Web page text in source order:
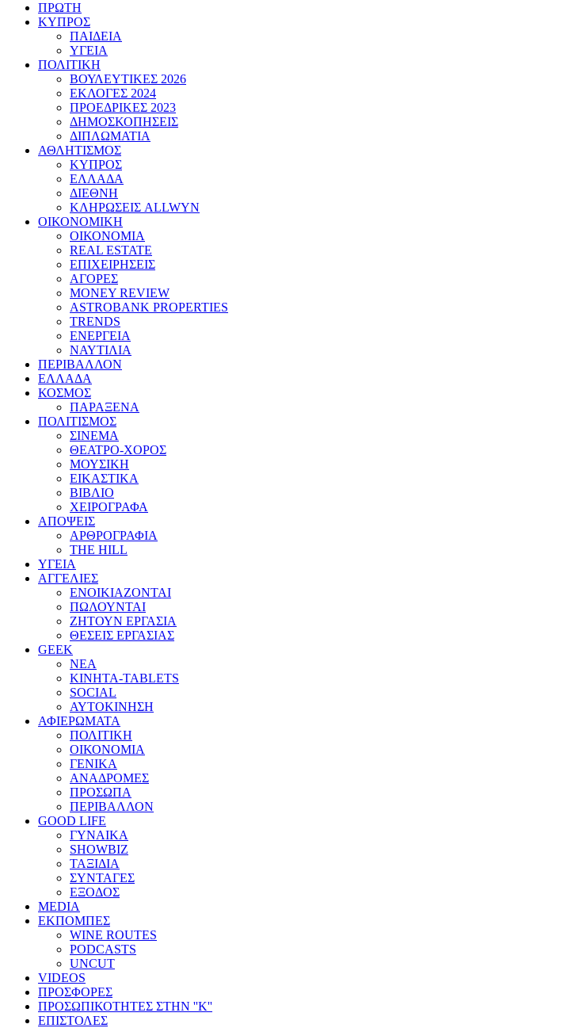
ΠΡΩΤΗ
ΚΥΠΡΟΣ
ΠΑΙΔΕΙΑ
ΥΓΕΙΑ
ΠΟΛΙΤΙΚΗ
ΒΟΥΛΕΥΤΙΚΕΣ 2026
ΕΚΛΟΓΕΣ 2024
ΠΡΟΕΔΡΙΚΕΣ 2023
ΔΗΜΟΣΚΟΠΗΣΕΙΣ
ΔΙΠΛΩΜΑΤΙΑ
ΑΘΛΗΤΙΣΜΟΣ
ΚΥΠΡΟΣ
ΕΛΛΑΔΑ
ΔΙΕΘΝΗ
ΚΛΗΡΩΣΕΙΣ ALLWYN
ΟΙΚΟΝΟΜΙΚΗ
ΟΙΚΟΝΟΜΙΑ
REAL ESTATE
ΕΠΙΧΕΙΡΗΣΕΙΣ
ΑΓΟΡΕΣ
MONEY REVIEW
ASTROBANK PROPERTIES
TRENDS
ΕΝΕΡΓΕΙΑ
ΝΑΥΤΙΛΙΑ
ΠΕΡΙΒΑΛΛΟΝ
ΕΛΛΑΔΑ
ΚΟΣΜΟΣ
ΠΑΡΑΞΕΝΑ
ΠΟΛΙΤΙΣΜΟΣ
ΣΙΝΕΜΑ
ΘΕΑΤΡΟ-ΧΟΡΟΣ
ΜΟΥΣΙΚΗ
ΕΙΚΑΣΤΙΚΑ
ΒΙΒΛΙΟ
ΧΕΙΡΟΓΡΑΦΑ
ΑΠΟΨΕΙΣ
ΑΡΘΡΟΓΡΑΦΙΑ
THE HILL
ΥΓΕΙΑ
ΑΓΓΕΛΙΕΣ
ΕΝΟΙΚΙΑΖΟΝΤΑΙ
ΠΩΛΟΥΝΤΑΙ
ΖΗΤΟΥΝ ΕΡΓΑΣΙΑ
ΘΕΣΕΙΣ ΕΡΓΑΣΙΑΣ
GEEK
ΝΕΑ
ΚΙΝΗΤΑ-TABLETS
SOCIAL
ΑΥΤΟΚΙΝΗΣΗ
ΑΦΙΕΡΩΜΑΤΑ
ΠΟΛΙΤΙΚΗ
ΟΙΚΟΝΟΜΙΑ
ΓΕΝΙΚΑ
ΑΝΑΔΡΟΜΕΣ
ΠΡΟΣΩΠΑ
ΠΕΡΙΒΑΛΛΟΝ
GOOD LIFE
ΓΥΝΑΙΚΑ
SHOWBIZ
ΤΑΞΙΔΙΑ
ΣΥΝΤΑΓΕΣ
ΕΞΟΔΟΣ
MEDIA
ΕΚΠΟΜΠΕΣ
WINE ROUTES
PODCASTS
UNCUT
VIDEOS
ΠΡΟΣΦΟΡΕΣ
ΠΡΟΣΩΠΙΚΟΤΗΤΕΣ ΣΤΗΝ ''Κ''
ΕΠΙΣΤΟΛΕΣ